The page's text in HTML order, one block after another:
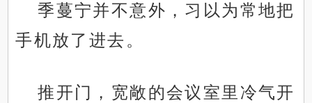
季蔓宁并不意外，习以为常地把
手机放了进去。
推开门，宽敞的会议室里冷气开